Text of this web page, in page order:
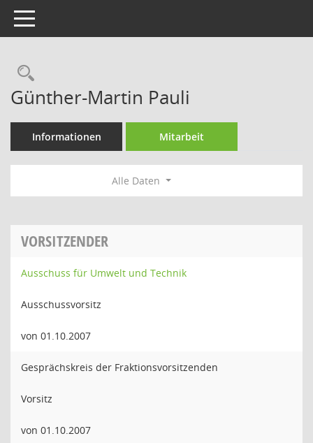
Toggle navigation
Rechercheauswahl
Günther-Martin Pauli
Informationen Mitarbeit
Alle Daten
VORSITZENDER
Ausschuss für Umwelt und Technik
Ausschussvorsitz
von 01.10.2007
Gesprächskreis der Fraktionsvorsitzenden
Vorsitz
von 01.10.2007